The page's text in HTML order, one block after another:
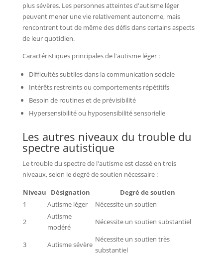
plus sévères. Les personnes atteintes d'autisme léger
peuvent mener une vie relativement autonome, mais
rencontrent tout de même des défis dans certains aspects
de leur quotidien.
Caractéristiques principales de l'autisme léger :
Difficultés subtiles dans la communication sociale
Intérêts restreints ou comportements répétitifs
Besoin de routines et de prévisibilité
Hypersensibilité ou hyposensibilité sensorielle
Les autres niveaux du trouble du
spectre autistique
Le trouble du spectre de l'autisme est classé en trois
niveaux, selon le degré de soutien nécessaire :
Niveau
Désignation
Degré de soutien
1
Autisme léger
Nécessite un soutien
2
Autisme
modéré
Nécessite un soutien substantiel
3 Autisme sévère
Nécessite un soutien très
substantiel